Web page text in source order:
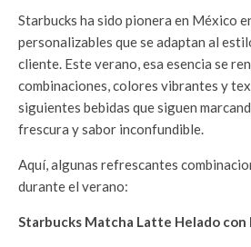
Starbucks ha sido pionera en México
personalizables que se adaptan al
cliente. Este verano, esa esencia se
combinaciones, colores vibrantes y
siguientes bebidas que siguen
frescura y sabor inconfundible.
Aquí, algunas refrescantes
durante el verano:
Starbucks Matcha Latte Helado con